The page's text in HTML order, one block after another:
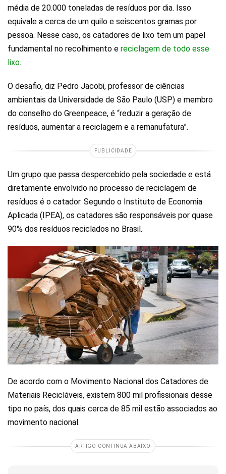
média de 20.000 toneladas de resíduos por dia. Isso
equivale a cerca de um quilo e seiscentos gramas por
pessoa. Nesse caso, os catadores de lixo tem um papel
fundamental no recolhimento e reciclagem de todo esse
lixo.
O desafio, diz Pedro Jacobi, professor de ciências
ambientais da Universidade de São Paulo (USP) e membro
do conselho do Greenpeace, é “reduzir a geração de
resíduos, aumentar a reciclagem e a remanufatura”.
PUBLICIDADE
Um grupo que passa despercebido pela sociedade e está
diretamente envolvido no processo de reciclagem de
resíduos é o catador. Segundo o Instituto de Economia
Aplicada (IPEA), os catadores são responsáveis ​​por quase
90% dos resíduos reciclados no Brasil.
De acordo com o Movimento Nacional dos Catadores de
Materiais Recicláveis, existem 800 mil profissionais desse
tipo no país, dos quais cerca de 85 mil estão associados ao
movimento nacional.
ARTIGO CONTINUA ABAIXO